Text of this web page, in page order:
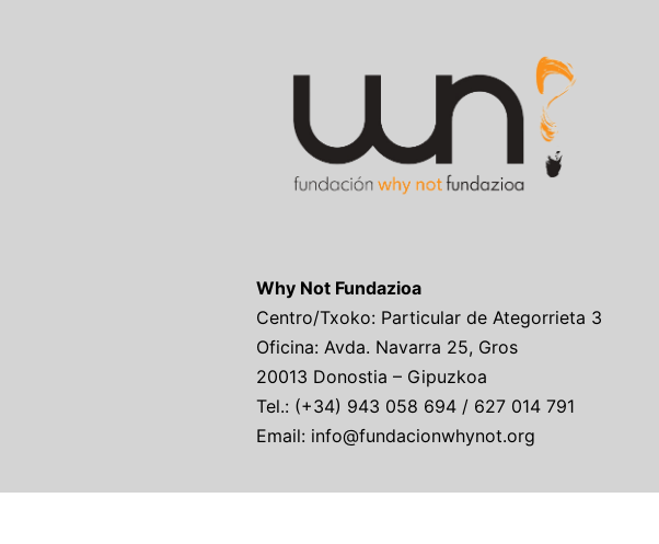
Why Not Fundazioa
Centro/Txoko: Particular de Ategorrieta 3
Oficina: Avda. Navarra 25, Gros
20013 Donostia – Gipuzkoa
Tel.: (+34) 943 058 694 / 627 014 791
Email: info@fundacionwhynot.org